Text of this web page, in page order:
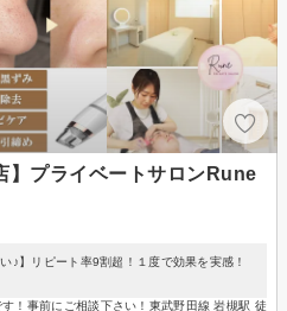
】プライベートサロンRune
♪】リピート率9割超！１度で効果を実感！
！事前にご相談下さい！東武野田線 岩槻駅 徒